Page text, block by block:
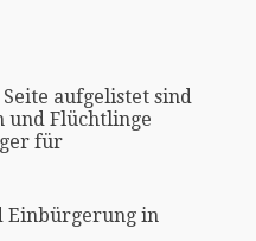
aufgelistet sind
und Flüchtlinge
für
Einbürgerung in